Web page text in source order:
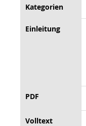
Kategorien
Einleitung
PDF
Volltext